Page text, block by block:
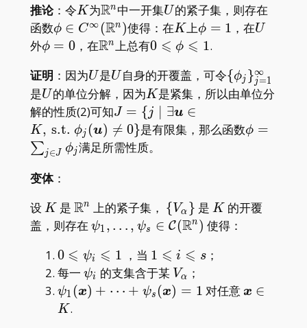
推论：令K
K 为\mathbb
R^n
Rn 中一开集U
U 的紧子集，则存在
函数\phi\in
C^\infty(\mathbb
ϕ ∈ C∞ (Rn )使得：在K
K上\phi=1
ϕ = 1 ，在U
U
外\phi=0
ϕ = 0 ，在\mathbb
Rn上总有0\leqslant\phi\leqslant1
0 ⩽ ϕ ⩽ 1.
证明 ：因为U
U 是U
U 自身的开覆盖，可令\
{ϕj }j=1
∞
是U
U 的单位分解，因为K
K 是紧集，所以由单位分
解的性质(2)可知J=\
{j\mid\exists\boldsymbol
u\in K,\, \text{s.t.
J = {j ∃u ∈
K , s.t.ϕj (u) 
= 0}是有限集，那么函数ϕ =
∑j∈J ϕj满足所需性质。
变体：
设 K
K 是\mathbb{R}^n
Rn 上的紧子集， \
{V_\alpha\}
{Vα } 是 K
K 的开覆
盖，则存在 \psi_1,\dots,\psi_s\in\mathcal{C}
ψ1 , … , ψs ∈ C(Rn ) 使得：
0\leqslant\psi_i\leqslant1
0 ⩽ ψi ⩽ 1 ，当 1\leqslant
i\leqslant
s
1 ⩽ i ⩽ s；
每一 \psi_i
ψi 的支集含于某 V_\alpha
Vα ；
ψ1 (x) + ⋯ + ψs (x) = 1 对任意 x ∈
K.